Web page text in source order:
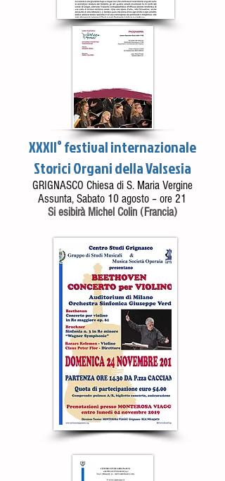
XXXII° festival internazionale
Storici Organi della Valsesia
GRIGNASCO Chiesa di S. Maria Vergine
Assunta, Sabato 10 agosto – ore 21
Si esibirà Michel Colin (Francia)